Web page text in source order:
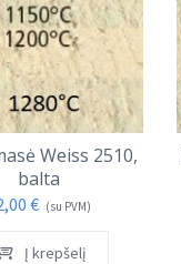
Weiss 2510,
balta
€ (su PVM)
Į krepšelį